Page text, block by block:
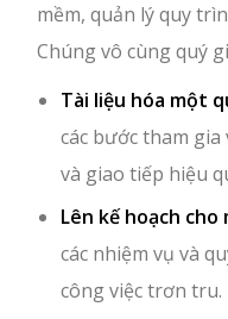
mềm, quản lý quy
Chúng vô cùng quý
Tài liệu hóa một
các bước tham
và giao tiếp hiệu
Lên kế hoạch
các nhiệm vụ và
công việc trơn tru.